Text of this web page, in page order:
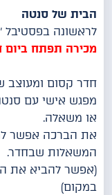
הבית של סנטה
לראשונה
מכירה תפתח ביום חמישי,
חדר קסום ומעוצב
מפגש אישי עם
או משאלה.
את הברכה אפשר
המשאלות שבחדר.
(אפשר להביא את
במקום)